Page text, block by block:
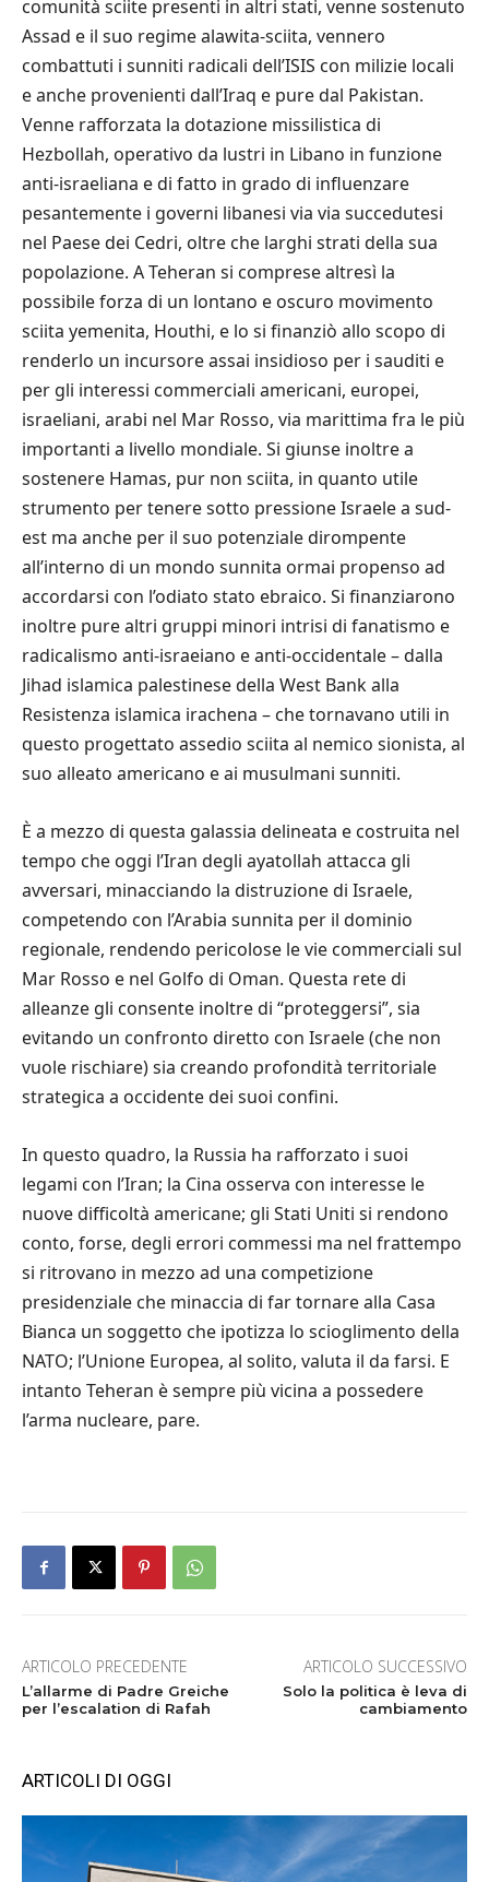
comunità sciite presenti in altri stati, venne sostenuto
Assad e il suo regime alawita-sciita, vennero
combattuti i sunniti radicali dell’ISIS con milizie locali
e anche provenienti dall’Iraq e pure dal Pakistan.
Venne rafforzata la dotazione missilistica di
Hezbollah, operativo da lustri in Libano in funzione
anti-israeliana e di fatto in grado di influenzare
pesantemente i governi libanesi via via succedutesi
nel Paese dei Cedri, oltre che larghi strati della sua
popolazione. A Teheran si comprese altresì la
possibile forza di un lontano e oscuro movimento
sciita yemenita, Houthi, e lo si finanziò allo scopo di
renderlo un incursore assai insidioso per i sauditi e
per gli interessi commerciali americani, europei,
israeliani, arabi nel Mar Rosso, via marittima fra le più
importanti a livello mondiale. Si giunse inoltre a
sostenere Hamas, pur non sciita, in quanto utile
strumento per tenere sotto pressione Israele a sud-
est ma anche per il suo potenziale dirompente
all’interno di un mondo sunnita ormai propenso ad
accordarsi con l’odiato stato ebraico. Si finanziarono
inoltre pure altri gruppi minori intrisi di fanatismo e
radicalismo anti-israeiano e anti-occidentale – dalla
Jihad islamica palestinese della West Bank alla
Resistenza islamica irachena – che tornavano utili in
questo progettato assedio sciita al nemico sionista, al
suo alleato americano e ai musulmani sunniti.
È a mezzo di questa galassia delineata e costruita nel
tempo che oggi l’Iran degli ayatollah attacca gli
avversari, minacciando la distruzione di Israele,
competendo con l’Arabia sunnita per il dominio
regionale, rendendo pericolose le vie commerciali sul
Mar Rosso e nel Golfo di Oman. Questa rete di
alleanze gli consente inoltre di “proteggersi”, sia
evitando un confronto diretto con Israele (che non
vuole rischiare) sia creando profondità territoriale
strategica a occidente dei suoi confini.
In questo quadro, la Russia ha rafforzato i suoi
legami con l’Iran; la Cina osserva con interesse le
nuove difficoltà americane; gli Stati Uniti si rendono
conto, forse, degli errori commessi ma nel frattempo
si ritrovano in mezzo ad una competizione
presidenziale che minaccia di far tornare alla Casa
Bianca un soggetto che ipotizza lo scioglimento della
NATO; l’Unione Europea, al solito, valuta il da farsi. E
intanto Teheran è sempre più vicina a possedere
l’arma nucleare, pare.
ARTICOLO PRECEDENTE
L’allarme di Padre Greiche
per l’escalation di Rafah
ARTICOLO SUCCESSIVO
Solo la politica è leva di
cambiamento
ARTICOLI DI OGGI